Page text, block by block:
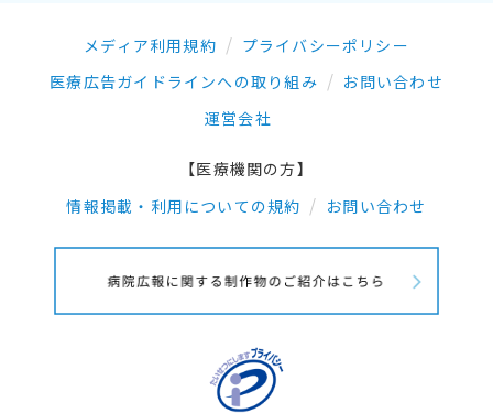
メディア利用規約
プライバシーポリシー
医療広告ガイドラインへの取り組み
お問い合わせ
運営会社
【医療機関の方】
情報掲載・利用についての規約
お問い合わせ